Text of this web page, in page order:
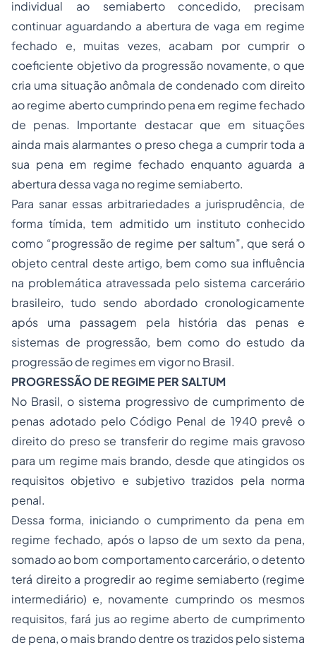
individual ao semiaberto concedido, precisam
continuar aguardando a abertura de vaga em regime
fechado e, muitas vezes, acabam por cumprir o
coeficiente objetivo da progressão novamente, o que
cria uma situação anômala de condenado com direito
ao regime aberto cumprindo pena em regime fechado
de penas. Importante destacar que em situações
ainda mais alarmantes o preso chega a cumprir toda a
sua pena em regime fechado enquanto aguarda a
abertura dessa vaga no regime semiaberto.
Para sanar essas arbitrariedades a jurisprudência, de
forma tímida, tem admitido um instituto conhecido
como “progressão de regime per saltum”, que será o
objeto central deste artigo, bem como sua influência
na problemática atravessada pelo sistema carcerário
brasileiro, tudo sendo abordado cronologicamente
após uma passagem pela história das penas e
sistemas de progressão, bem como do estudo da
progressão de regimes em vigor no Brasil.
PROGRESSÃO DE REGIME PER SALTUM
No Brasil, o sistema progressivo de cumprimento de
penas adotado pelo Código Penal de 1940 prevê o
direito do preso se transferir do regime mais gravoso
para um regime mais brando, desde que atingidos os
requisitos objetivo e subjetivo trazidos pela norma
penal.
Dessa forma, iniciando o cumprimento da pena em
regime fechado, após o lapso de um sexto da pena,
somado ao bom comportamento carcerário, o detento
terá direito a progredir ao regime semiaberto (regime
intermediário) e, novamente cumprindo os mesmos
requisitos, fará jus ao regime aberto de cumprimento
de pena, o mais brando dentre os trazidos pelo sistema